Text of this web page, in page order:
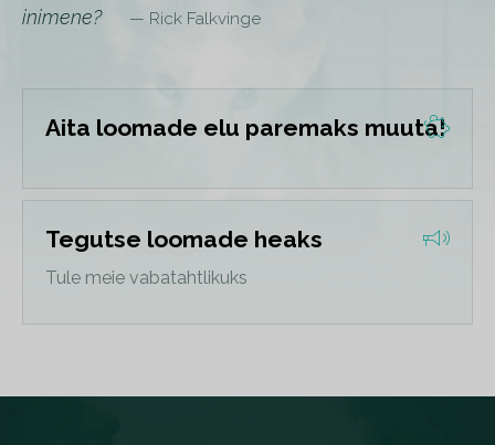
inimene?
— Rick Falkvinge
Aita loomade elu paremaks muuta!
Tegutse loomade heaks
Tule meie vabatahtlikuks